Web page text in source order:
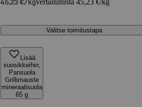
45,23 €/kgvertailuhinta 45,23 €/kg
Valitse toimitustapa
Lisää
suosikkeihin,
Pansuola
Grillimauste
mineraalisuola
65 g